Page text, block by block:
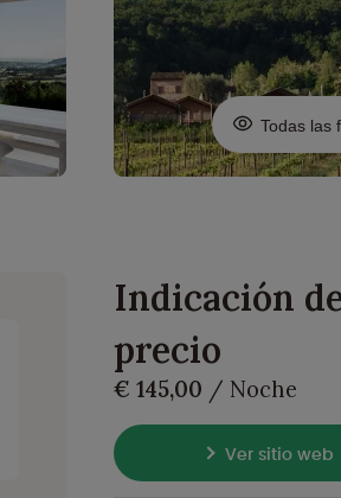
Todas las
Indicación
precio
€ 145,00 / Noche
Ver sitio web